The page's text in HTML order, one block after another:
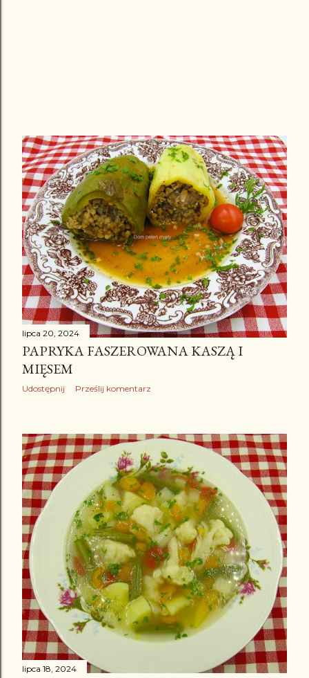
lipca 20, 2024
PAPRYKA FASZEROWANA KASZĄ I
MIĘSEM
Udostępnij Prześlij komentarz
lipca 18, 2024